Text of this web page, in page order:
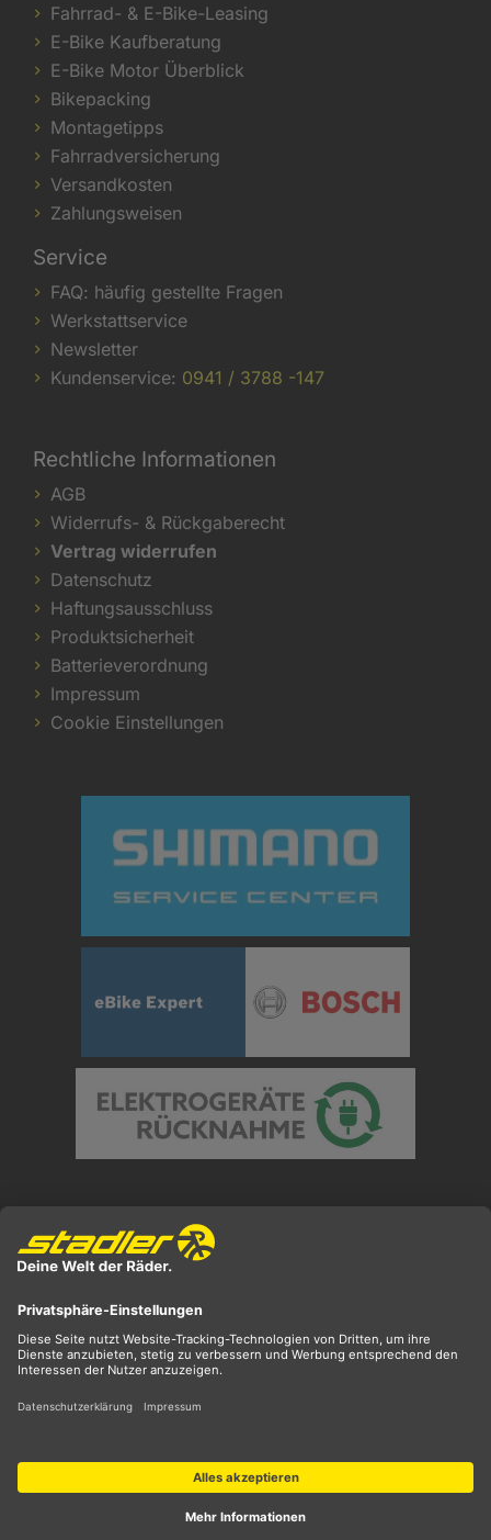
Fahrrad- & E-Bike-Leasing
E-Bike Kaufberatung
E-Bike Motor Überblick
Bikepacking
Montagetipps
Fahrradversicherung
Versandkosten
Zahlungsweisen
Service
FAQ: häufig gestellte Fragen
Werkstattservice
Newsletter
Kundenservice: 0941 / 3788 -147
Rechtliche Informationen
AGB
Widerrufs- & Rückgaberecht
Vertrag widerrufen
Datenschutz
Haftungsausschluss
Produktsicherheit
Batterieverordnung
Impressum
Cookie Einstellungen
** ehemaliger UVP
*** Preis entspricht unserem Markteinführungspreis